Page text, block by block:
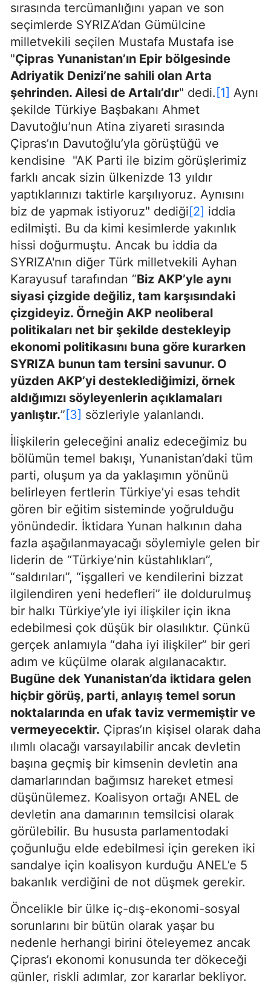
sırasında tercümanlığını yapan ve son
seçimlerde SYRIZA’dan Gümülcine
milletvekili seçilen Mustafa Mustafa ise
"Çipras Yunanistan’ın Epir bölgesinde
Adriyatik Denizi’ne sahili olan Arta
şehrinden. Ailesi de Artalı’dır" dedi. [1] Aynı
şekilde Türkiye Başbakanı Ahmet
Davutoğlu’nun Atina ziyareti sırasında
Çipras’ın Davutoğlu’yla görüştüğü ve
kendisine "AK Parti ile bizim görüşlerimiz
farklı ancak sizin ülkenizde 13 yıldır
yaptıklarınızı taktirle karşılıyoruz. Aynısını
biz de yapmak istiyoruz" dediği[2] iddia
edilmişti. Bu da kimi kesimlerde yakınlık
hissi doğurmuştu. Ancak bu iddia da
SYRIZA'nın diğer Türk milletvekili Ayhan
Karayusuf tarafından “Biz AKP’yle aynı
siyasi çizgide değiliz, tam karşısındaki
çizgideyiz. Örneğin AKP neoliberal
politikaları net bir şekilde destekleyip
ekonomi politikasını buna göre kurarken
SYRIZA bunun tam tersini savunur. O
yüzden AKP’yi desteklediğimizi, örnek
aldığımızı söyleyenlerin açıklamaları
yanlıştır.” [3] sözleriyle yalanlandı.
İlişkilerin geleceğini analiz edeceğimiz bu
bölümün temel bakışı, Yunanistan’daki tüm
parti, oluşum ya da yaklaşımın yönünü
belirleyen fertlerin Türkiye’yi esas tehdit
gören bir eğitim sisteminde yoğrulduğu
yönündedir. İktidara Yunan halkının daha
fazla aşağılanmayacağı söylemiyle gelen bir
liderin de “Türkiye’nin küstahlıkları”,
“saldırıları”, “işgalleri ve kendilerini bizzat
ilgilendiren yeni hedefleri” ile doldurulmuş
bir halkı Türkiye’yle iyi ilişkiler için ikna
edebilmesi çok düşük bir olasılıktır. Çünkü
gerçek anlamıyla “daha iyi ilişkiler” bir geri
adım ve küçülme olarak algılanacaktır.
Bugüne dek Yunanistan’da iktidara gelen
hiçbir görüş, parti, anlayış temel sorun
noktalarında en ufak taviz vermemiştir ve
vermeyecektir. Çipras’ın kişisel olarak daha
ılımlı olacağı varsayılabilir ancak devletin
başına geçmiş bir kimsenin devletin ana
damarlarından bağımsız hareket etmesi
düşünülemez. Koalisyon ortağı ANEL de
devletin ana damarının temsilcisi olarak
görülebilir. Bu hususta parlamentodaki
çoğunluğu elde edebilmesi için gereken iki
sandalye için koalisyon kurduğu ANEL’e 5
bakanlık verdiğini de not düşmek gerekir.
Öncelikle bir ülke iç-dış-ekonomi-sosyal
sorunlarını bir bütün olarak yaşar bu
nedenle herhangi birini öteleyemez ancak
Çipras’ı ekonomi konusunda ter dökeceği
günler, riskli adımlar, zor kararlar bekliyor.